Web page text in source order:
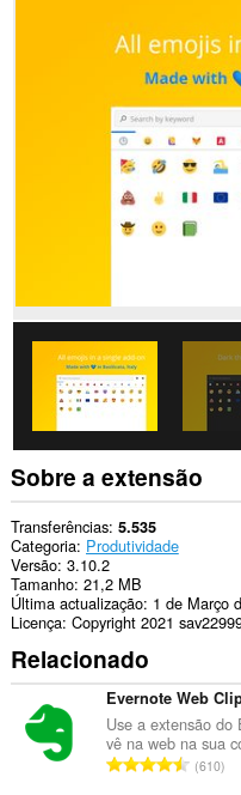
Sobre a extensão
Transferências 5.535
Categoria Produtividade
Versão 3.10.2
Tamanho 21,2 MB
Última actualização 1 de Março
Licença Copyright 2021
Relacionado
Evernote Web
Use a extensão do
vê na web na sua
N610